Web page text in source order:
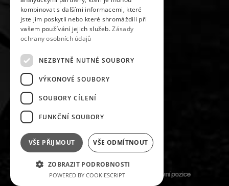
SLEDUJ NÁS NA
#FKMARATONPELHRIMOV
DESIGNOVÁNO A KÓDOVÁNO S RESPEKTEM
kombinovat s dalšími informacemi, které
jste jim poskytli nebo které shromáždili při
vašem používání jejich služeb.Zásady
ochrany osobních údajů
NEZBYTNĚ NUTNÉ SOUBORY
VÝKONOVÉ SOUBORY
SOUBORY CÍLENÍ
FUNKČNÍ SOUBORY
VŠE PŘIJMOUT VŠE ODMÍTNOUT
ZOBRAZIT PODROBNOSTI
POWERED BY COOKIESCRIPT